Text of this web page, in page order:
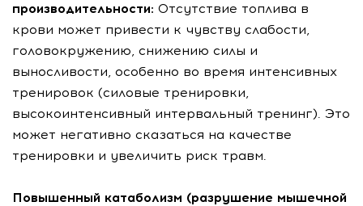
производительности: Отсутствие топлива в
крови может привести к чувству слабости,
головокружению, снижению силы и
выносливости, особенно во время интенсивных
тренировок (силовые тренировки,
высокоинтенсивный интервальный тренинг). Это
может негативно сказаться на качестве
тренировки и увеличить риск травм.
Повышенный катаболизм (разрушение мышечной